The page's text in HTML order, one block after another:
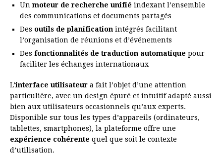
Unmoteur de recherche unifié indexant l’ensemble
des communications et documents partagés
Des outils de planification intégrés facilitant
l’organisation de réunions et d’événements
Des fonctionnalités de traduction automatique pour
faciliter les échanges internationaux
L’interface utilisateur a fait l’objet d’une attention
particulière, avec un design épuré et intuitif adapté aussi
bien aux utilisateurs occasionnels qu’aux experts.
Disponible sur tous les types d’appareils (ordinateurs,
tablettes, smartphones), la plateforme offre une
expérience cohérente quel que soit le contexte
d’utilisation.